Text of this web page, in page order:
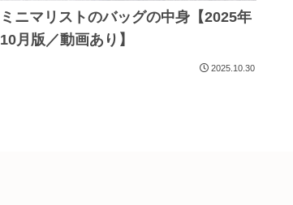
ミニマリストのバッグの中身【2025年
10月版／動画あり】
2025.10.30